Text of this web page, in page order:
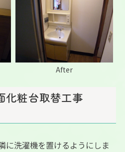
After
化粧台取替工事
に洗濯機を置けるようにしま